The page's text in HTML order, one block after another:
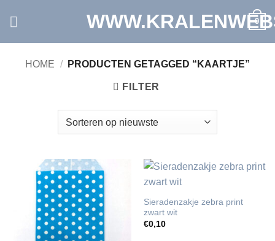
0
HOME / PRODUCTEN GETAGGED “KAARTJE”
FILTER
Sieradenzakje zebra print
zwart wit
€0,10